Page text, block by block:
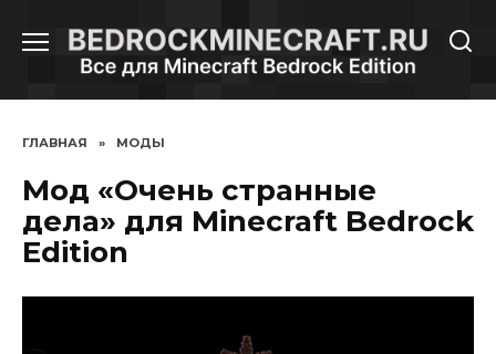
содержанию
ГЛАВНАЯ » МОДЫ
Мод «Очень странные
дела» для Minecraft Bedrock
Edition